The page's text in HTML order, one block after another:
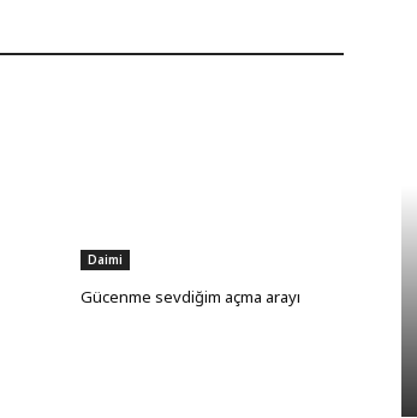
Daimi
Gücenme sevdiğim açma arayı